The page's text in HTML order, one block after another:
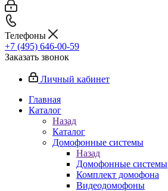
Телефоны
+7 (495) 646-00-59
Заказать звонок
Личный кабинет
Главная
Каталог
Назад
Каталог
Домофонные системы
Назад
Домофонные системы
Комплект домофона
Видеодомофоны